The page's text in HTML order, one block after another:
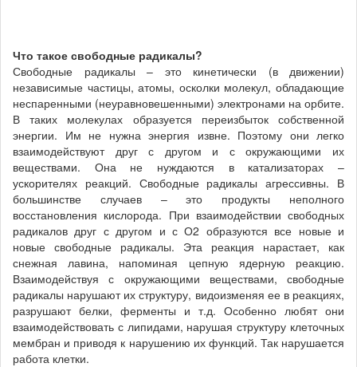
Что такое свободные радикалы?
Свободные радикалы – это кинетически (в движении)
независимые частицы, атомы, осколки молекул, обладающие
неспаренными (неуравновешенными) электронами на орбите.
В таких молекулах образуется переизбыток собственной
энергии. Им не нужна энергия извне. Поэтому они легко
взаимодействуют друг с другом и с окружающими их
веществами. Она не нуждаются в катализаторах –
ускорителях реакций. Свободные радикалы агрессивны. В
большинстве случаев – это продукты неполного
восстановления кислорода. При взаимодействии свободных
радикалов друг с другом и с О2 образуются все новые и
новые свободные радикалы. Эта реакция нарастает, как
снежная лавина, напоминая цепную ядерную реакцию.
Взаимодействуя с окружающими веществами, свободные
радикалы нарушают их структуру, видоизменяя ее в реакциях,
разрушают белки, ферменты и т.д. Особенно любят они
взаимодействовать с липидами, нарушая структуру клеточных
мембран и приводя к нарушению их функций. Так нарушается
работа клетки.